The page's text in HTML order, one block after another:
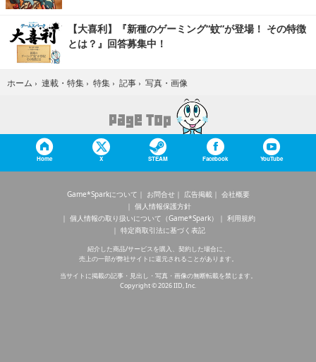
【大喜利】『新種のゲーミング“蚊”が登場！ その特徴
とは？』回答募集中！
ホーム › 連載・特集 › 特集 › 記事 › 写真・画像
Home X STEAM Facebook YouTube
Game*Sparkについて お問合せ 広告掲載
会社概要
個人情報保護方針
個人情報の取り扱いについて（Game*Spark）
利用規約
特定商取引法に基づく表記
紹介した商品/サービスを購入、契約した場合に、
売上の一部が弊社サイトに還元されることがあります。
当サイトに掲載の記事・見出し・写真・画像の無断転載を禁じます。
Copyright © 2026 IID, Inc.